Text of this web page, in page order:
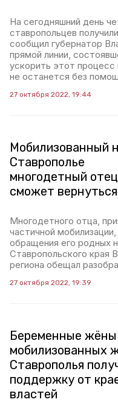
На сегодняшний день
ставропольцев
сообщил губернатор
прямой линии,
ускорить этот процесс
не останется без
27 октября 2022, 19:44
Мобилизованный
Ставрополье
многодетный отец
сможет
Многодетного отца,
частичной
обращения его родных
Ставропольского края
региона обещал
27 октября 2022, 19:39
Беременные жёны
мобилизованных
Ставрополья
поддержку от
властей